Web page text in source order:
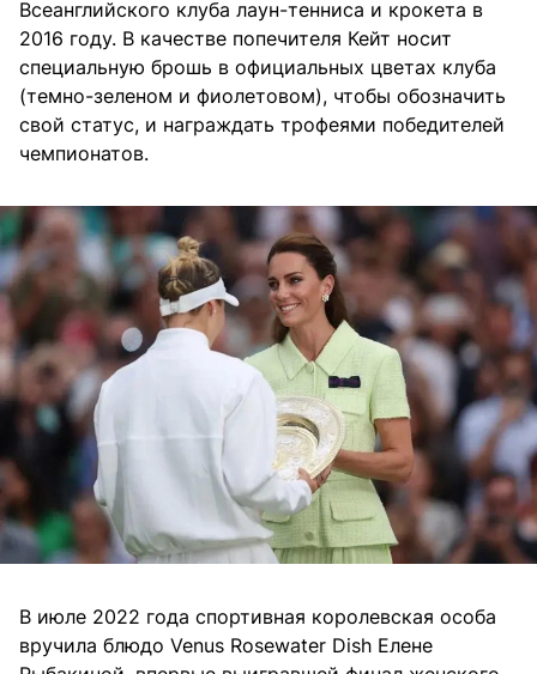
Всеанглийского клуба лаун-тенниса и крокета в
2016 году. В качестве попечителя Кейт носит
специальную брошь в официальных цветах клуба
(темно-зеленом и фиолетовом), чтобы обозначить
свой статус, и награждать трофеями победителей
чемпионатов.
В июле 2022 года спортивная королевская особа
вручила блюдо Venus Rosewater Dish Елене